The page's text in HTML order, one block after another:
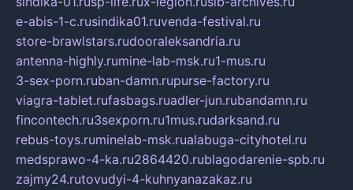
e-abis-1-c.rusindika01.ruvenda-festival.ru
store-brawlstars.rudooraleksandria.ru
antenna-highly.rumine-lab-msk.ru1-mus.ru
3-sex-porn.ruban-damn.rupurse-factory.ru
viagra-tablet.rufasbags.ruadler-jun.rubandamn.ru
fincontech.ru3sexporn.ru1mus.rudarksand.ru
rebus-toys.ruminelab-msk.rualabuga-cityhotel.ru
medsprawo-4-ka.ru2864420.rublagodarenie-spb.ru
zajmy24.rutovudyi-4-kuhnyanazakaz.ru